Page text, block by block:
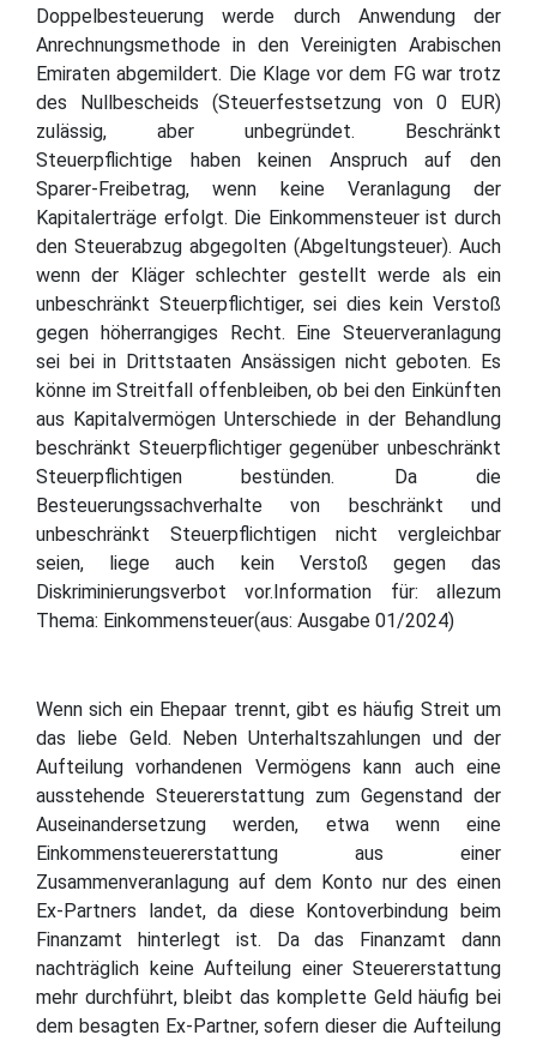
Doppelbesteuerung werde durch Anwendung der
Anrechnungsmethode in den Vereinigten Arabischen
Emiraten abgemildert. Die Klage vor dem FG war trotz
des Nullbescheids (Steuerfestsetzung von 0 EUR)
zulässig, aber unbegründet. Beschränkt
Steuerpflichtige haben keinen Anspruch auf den
Sparer-Freibetrag, wenn keine Veranlagung der
Kapitalerträge erfolgt. Die Einkommensteuer ist durch
den Steuerabzug abgegolten (Abgeltungsteuer). Auch
wenn der Kläger schlechter gestellt werde als ein
unbeschränkt Steuerpflichtiger, sei dies kein Verstoß
gegen höherrangiges Recht. Eine Steuerveranlagung
sei bei in Drittstaaten Ansässigen nicht geboten. Es
könne im Streitfall offenbleiben, ob bei den Einkünften
aus Kapitalvermögen Unterschiede in der Behandlung
beschränkt Steuerpflichtiger gegenüber unbeschränkt
Steuerpflichtigen bestünden. Da die
Besteuerungssachverhalte von beschränkt und
unbeschränkt Steuerpflichtigen nicht vergleichbar
seien, liege auch kein Verstoß gegen das
Diskriminierungsverbot vor.Information für: allezum
Thema: Einkommensteuer(aus: Ausgabe 01/2024)
Wenn sich ein Ehepaar trennt, gibt es häufig Streit um
das liebe Geld. Neben Unterhaltszahlungen und der
Aufteilung vorhandenen Vermögens kann auch eine
ausstehende Steuererstattung zum Gegenstand der
Auseinandersetzung werden, etwa wenn eine
Einkommensteuererstattung aus einer
Zusammenveranlagung auf dem Konto nur des einen
Ex-Partners landet, da diese Kontoverbindung beim
Finanzamt hinterlegt ist. Da das Finanzamt dann
nachträglich keine Aufteilung einer Steuererstattung
mehr durchführt, bleibt das komplette Geld häufig bei
dem besagten Ex-Partner, sofern dieser die Aufteilung